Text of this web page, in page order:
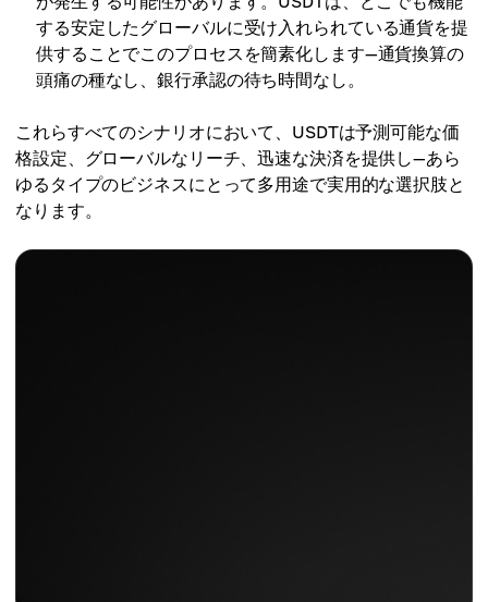
する安定したグローバルに受け入れられている通貨を提
供することでこのプロセスを簡素化します—通貨換算の
頭痛の種なし、銀行承認の待ち時間なし。
これらすべてのシナリオにおいて、USDTは予測可能な価
格設定、グローバルなリーチ、迅速な決済を提供し—あら
ゆるタイプのビジネスにとって多用途で実用的な選択肢と
なります。